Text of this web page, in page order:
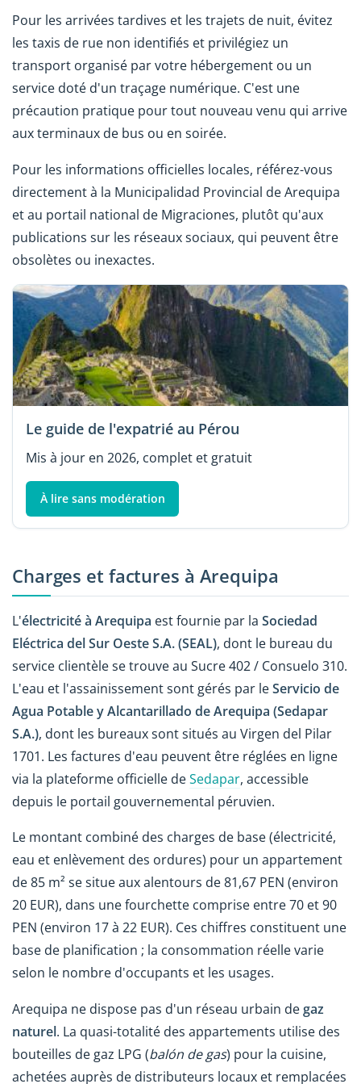
Pour les arrivées tardives et les trajets de nuit, évitez
les taxis de rue non identifiés et privilégiez un
transport organisé par votre hébergement ou un
service doté d'un traçage numérique. C'est une
précaution pratique pour tout nouveau venu qui arrive
aux terminaux de bus ou en soirée.
Pour les informations officielles locales, référez-vous
directement à la Municipalidad Provincial de Arequipa
et au portail national de Migraciones, plutôt qu'aux
publications sur les réseaux sociaux, qui peuvent être
obsolètes ou inexactes.
Le guide de l'expatrié au Pérou
Mis à jour en 2026, complet et gratuit
À lire sans modération
Charges et factures à Arequipa
L'électricité à Arequipa est fournie par la Sociedad
Eléctrica del Sur Oeste S.A. (SEAL), dont le bureau du
service clientèle se trouve au Sucre 402 / Consuelo 310.
L'eau et l'assainissement sont gérés par leServicio de
Agua Potable y Alcantarillado de Arequipa (Sedapar
S.A.), dont les bureaux sont situés au Virgen del Pilar
1701. Les factures d'eau peuvent être réglées en ligne
via la plateforme officielle deSedapar, accessible
depuis le portail gouvernemental péruvien.
Le montant combiné des charges de base (électricité,
eau et enlèvement des ordures) pour un appartement
de 85 m² se situe aux alentours de 81,67 PEN (environ
20 EUR), dans une fourchette comprise entre 70 et 90
PEN (environ 17 à 22 EUR). Ces chiffres constituent une
base de planification ; la consommation réelle varie
selon le nombre d'occupants et les usages.
Arequipa ne dispose pas d'un réseau urbain degaz
naturel. La quasi-totalité des appartements utilise des
bouteilles de gaz LPG (balón de gas) pour la cuisine,
achetées auprès de distributeurs locaux et remplacées